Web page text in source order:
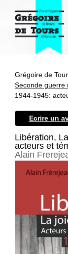
Grégoire de
Seconde guerre
1944-1945:
Ecrire un
Libération,
acteurs et
Alain